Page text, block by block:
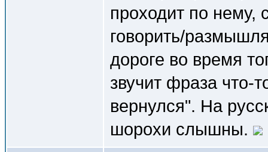
проходит по нему,
говорить/
дороге во время
звучит фраза что-
вернулся". На
шорохи слышны.